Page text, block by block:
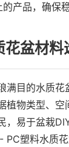
产品，确保
盆材料
满目的水质
植物类型、
，易于盆栽
PC塑料水质